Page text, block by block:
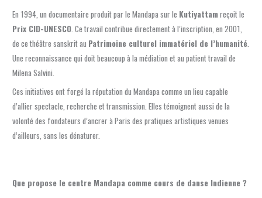
En 1994, un documentaire produit par le Mandapa sur le Kutiyattamreçoit le
Prix CID-UNESCO. Ce travail contribue directement à l’inscription, en 2001,
de ce théâtre sanskrit au Patrimoine culturel immatériel de l’humanité.
Une reconnaissance qui doit beaucoup à la médiation et au patient travail de
Milena Salvini.
Ces initiatives ont forgé la réputation du Mandapa comme un lieu capable
d’allier spectacle, recherche et transmission. Elles témoignent aussi de la
volonté des fondateurs d’ancrer à Paris des pratiques artistiques venues
d’ailleurs, sans les dénaturer.
Que propose le centre Mandapa comme cours de danse Indienne ?